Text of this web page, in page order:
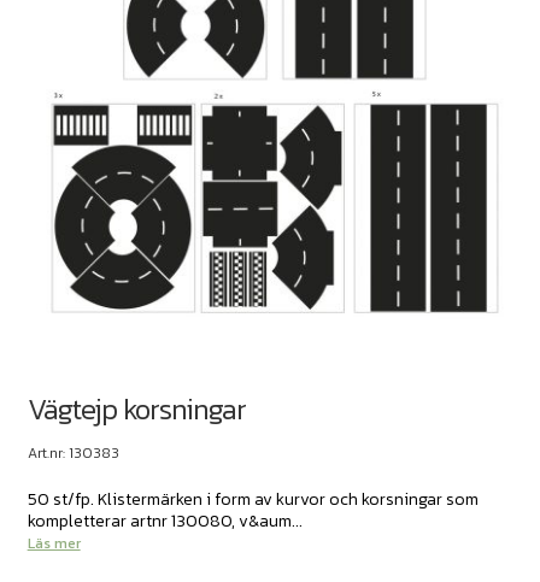
Vägtejp korsningar
Art.nr: 130383
50 st/fp. Klistermärken i form av kurvor och korsningar som
kompletterar artnr 130080, v&aum...
Läs mer